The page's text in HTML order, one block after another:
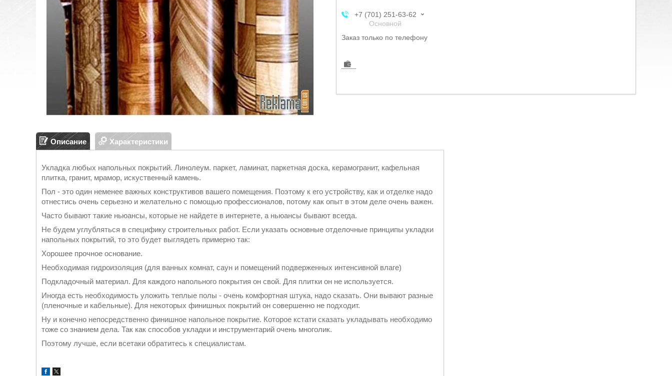
+7 (701) 251-63-62
Основной
Заказ только по телефону
Описание Характеристики
Укладка любых напольных покрытий. Линолеум. паркет, ламинат, паркетная доска, керамогранит, кафельная
плитка, гранит, мрамор, искуственный камень.
Пол - это один неменее важных конструктивов вашего помещения. Поэтому к его устройству, как и отделке надо
отнестись очень серьезно и желательно с помощью профессионалов, потому как опыт в этом деле очень важен.
Часто бывают такие ньюансы, которые не найдете в интернете, а ньюансы бывают всегда.
Не будем углубляться в специфику строительных работ. Если указать основные отделочные принципы укладки
напольных покрытий, то это будет выглядеть примерно так:
Хорошее прочное основание.
Необходимая гидроизоляция (для ванных комнат, саун и помещений подверженных интенсивной влаге)
Подкладочный материал. Для каждого напольного покрытия он свой. Для плитки он не используется.
Иногда есть необходимость уложить теплые полы - очень комфортная штука, надо сказать. Они вывают разные
(пленочные и кабельные). Для некоторых финишных покрытий он совершенно не подходит.
Ну и конечно непосредственно финишное напольное покрытие. Которое кстати сказать укладывать необходимо
тоже со знанием дела. Так как способов укладки и инструментарий очень многолик.
Поэтому лучше, если всетаки обратитесь к специалистам.